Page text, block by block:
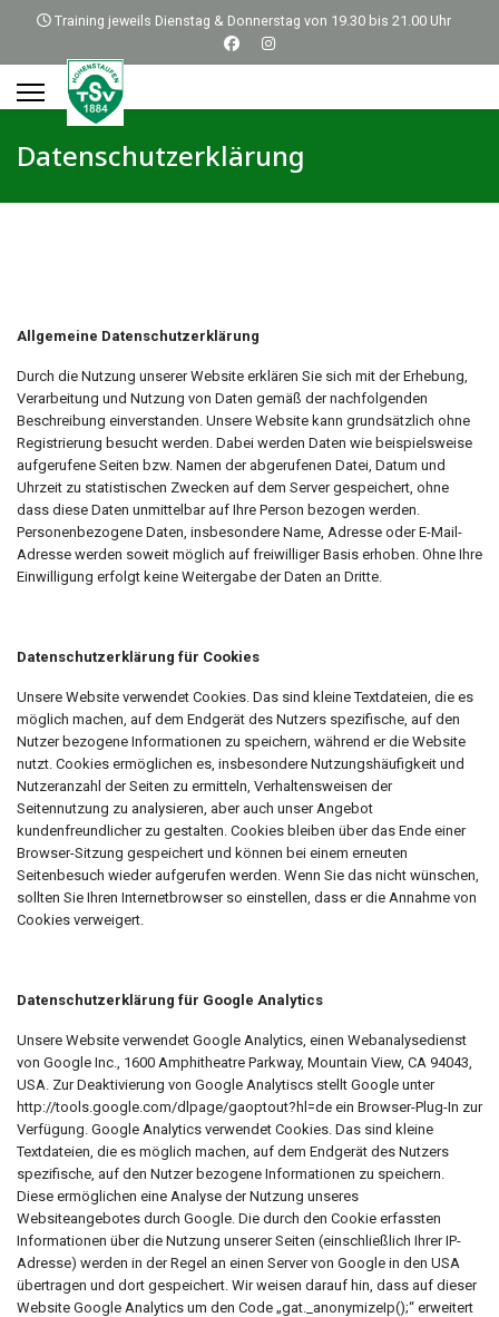
Training jeweils Dienstag & Donnerstag von 19.30 bis 21.00 Uhr
Datenschutzerklärung
Allgemeine Datenschutzerklärung
Durch die Nutzung unserer Website erklären Sie sich mit der Erhebung,
Verarbeitung und Nutzung von Daten gemäß der nachfolgenden
Beschreibung einverstanden. Unsere Website kann grundsätzlich ohne
Registrierung besucht werden. Dabei werden Daten wie beispielsweise
aufgerufene Seiten bzw. Namen der abgerufenen Datei, Datum und
Uhrzeit zu statistischen Zwecken auf dem Server gespeichert, ohne
dass diese Daten unmittelbar auf Ihre Person bezogen werden.
Personenbezogene Daten, insbesondere Name, Adresse oder E-Mail-
Adresse werden soweit möglich auf freiwilliger Basis erhoben. Ohne Ihre
Einwilligung erfolgt keine Weitergabe der Daten an Dritte.
Datenschutzerklärung für Cookies
Unsere Website verwendet Cookies. Das sind kleine Textdateien, die es
möglich machen, auf dem Endgerät des Nutzers spezifische, auf den
Nutzer bezogene Informationen zu speichern, während er die Website
nutzt. Cookies ermöglichen es, insbesondere Nutzungshäufigkeit und
Nutzeranzahl der Seiten zu ermitteln, Verhaltensweisen der
Seitennutzung zu analysieren, aber auch unser Angebot
kundenfreundlicher zu gestalten. Cookies bleiben über das Ende einer
Browser-Sitzung gespeichert und können bei einem erneuten
Seitenbesuch wieder aufgerufen werden. Wenn Sie das nicht wünschen,
sollten Sie Ihren Internetbrowser so einstellen, dass er die Annahme von
Cookies verweigert.
Datenschutzerklärung für Google Analytics
Unsere Website verwendet Google Analytics, einen Webanalysedienst
von Google Inc., 1600 Amphitheatre Parkway, Mountain View, CA 94043,
USA. Zur Deaktivierung von Google Analytiscs stellt Google unter
http://tools.google.com/dlpage/gaoptout?hl=de ein Browser-Plug-In zur
Verfügung. Google Analytics verwendet Cookies. Das sind kleine
Textdateien, die es möglich machen, auf dem Endgerät des Nutzers
spezifische, auf den Nutzer bezogene Informationen zu speichern.
Diese ermöglichen eine Analyse der Nutzung unseres
Websiteangebotes durch Google. Die durch den Cookie erfassten
Informationen über die Nutzung unserer Seiten (einschließlich Ihrer IP-
Adresse) werden in der Regel an einen Server von Google in den USA
übertragen und dort gespeichert. Wir weisen darauf hin, dass auf dieser
Website Google Analytics um den Code „gat._anonymizeIp();“ erweitert